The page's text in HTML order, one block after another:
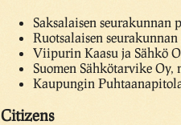
Saksalaisen seurakunnan
Ruotsalaisen
Viipurin Kaasu ja Sähkö
Suomen Sähkötarvike Oy,
Kaupungin
Citizens